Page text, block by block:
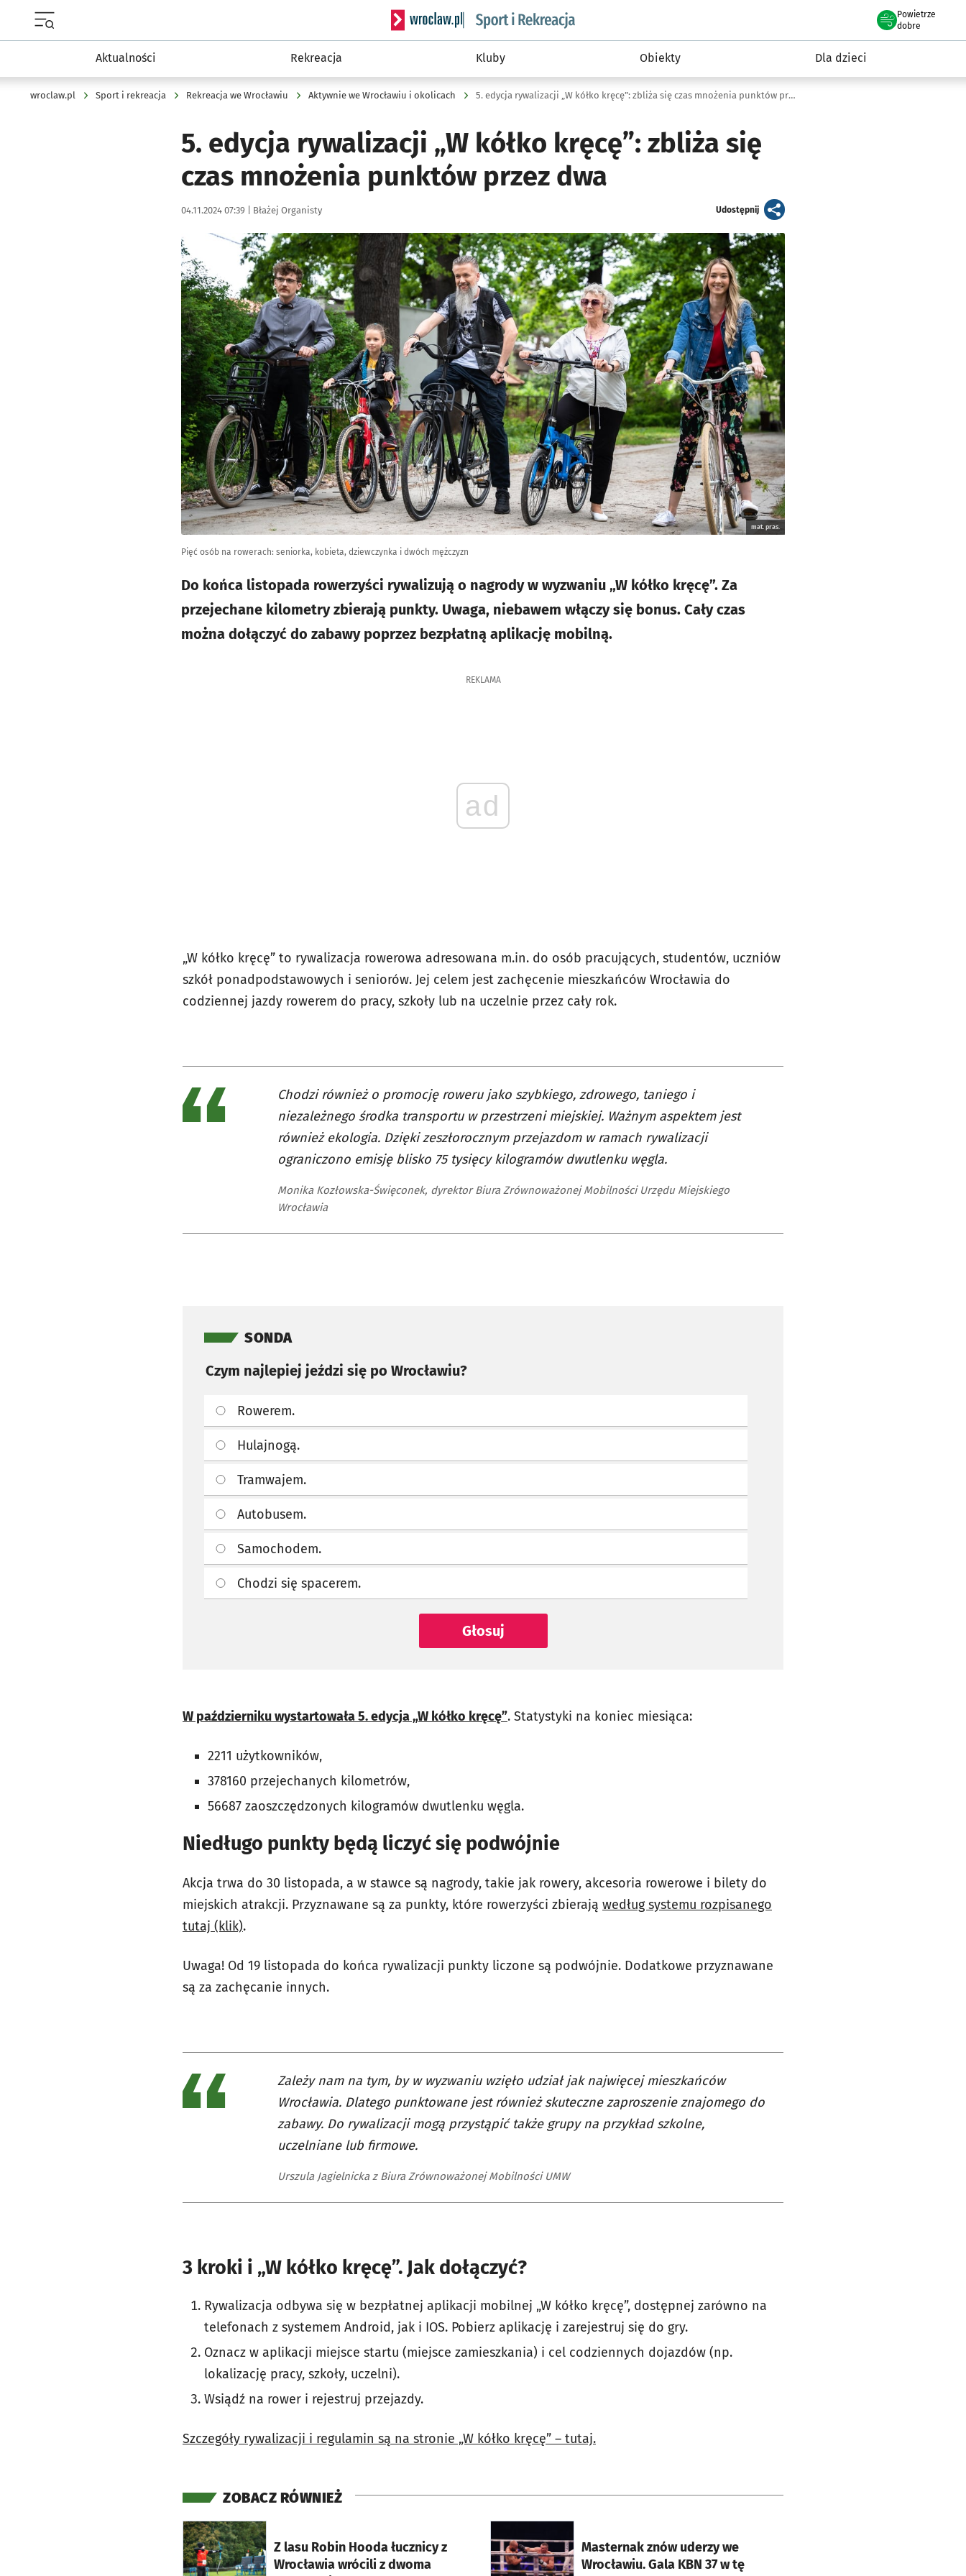
Serwis informacyjny wroclaw.pl podserwis: Sport i rekreacja
Powietrze
we Wrocławiu
dobre
Aktualności Rekreacja Kluby Obiekty Dla dzieci
wroclaw.pl Sport i rekreacja Rekreacja we Wrocławiu Aktywnie we Wrocławiu i okolicach 5. edycja rywalizacji „W kółko kręcę”: zbliża się czas mnożenia punktów przez dwa
5. edycja rywalizacji „W kółko kręcę”: zbliża się
czas mnożenia punktów przez dwa
Data publikacji:
04.11.2024 07:39 | Autor:
Błażej Organisty Udostępnijartykuł
Kliknij, aby powiększyć
mat. pras.
Pięć osób na rowerach: seniorka, kobieta, dziewczynka i dwóch mężczyzn
Do końca listopada rowerzyści rywalizują o nagrody w wyzwaniu „W kółko kręcę”. Za
przejechane kilometry zbierają punkty. Uwaga, niebawem włączy się bonus. Cały czas
można dołączyć do zabawy poprzez bezpłatną aplikację mobilną.
REKLAMA
ad
„W kółko kręcę” to rywalizacja rowerowa adresowana m.in. do osób pracujących, studentów, uczniów
szkół ponadpodstawowych i seniorów. Jej celem jest zachęcenie mieszkańców Wrocławia do
codziennej jazdy rowerem do pracy, szkoły lub na uczelnie przez cały rok.
Chodzi również o promocję roweru jako szybkiego, zdrowego, taniego i
niezależnego środka transportu w przestrzeni miejskiej. Ważnym aspektem jest
również ekologia. Dzięki zeszłorocznym przejazdom w ramach rywalizacji
ograniczono emisję blisko 75 tysięcy kilogramów dwutlenku węgla.
Monika Kozłowska-Święconek, dyrektor Biura Zrównoważonej Mobilności Urzędu Miejskiego
Wrocławia
SONDA
Czym najlepiej jeździ się po Wrocławiu?
Rowerem.
Hulajnogą.
Tramwajem.
Autobusem.
Samochodem.
Chodzi się spacerem.
Głosuj
W październiku wystartowała 5. edycja „W kółko kręcę”. Statystyki na koniec miesiąca:
2211 użytkowników,
378160 przejechanych kilometrów,
56687 zaoszczędzonych kilogramów dwutlenku węgla.
Niedługo punkty będą liczyć się podwójnie
Akcja trwa do 30 listopada, a w stawce są nagrody, takie jak rowery, akcesoria rowerowe i bilety do
miejskich atrakcji. Przyznawane są za punkty, które rowerzyści zbierają według systemu rozpisanego
tutaj (klik).
Uwaga! Od 19 listopada do końca rywalizacji punkty liczone są podwójnie. Dodatkowe przyznawane
są za zachęcanie innych.
Zależy nam na tym, by w wyzwaniu wzięło udział jak najwięcej mieszkańców
Wrocławia. Dlatego punktowane jest również skuteczne zaproszenie znajomego do
zabawy. Do rywalizacji mogą przystąpić także grupy na przykład szkolne,
uczelniane lub firmowe.
Urszula Jagielnicka z Biura Zrównoważonej Mobilności UMW
3 kroki i „W kółko kręcę”. Jak dołączyć?
Rywalizacja odbywa się w bezpłatnej aplikacji mobilnej „W kółko kręcę”, dostępnej zarówno na
telefonach z systemem Android, jak i IOS. Pobierz aplikację i zarejestruj się do gry.
Oznacz w aplikacji miejsce startu (miejsce zamieszkania) i cel codziennych dojazdów (np.
lokalizację pracy, szkoły, uczelni).
Wsiądź na rower i rejestruj przejazdy.
Szczegóły rywalizacji i regulamin są na stronie „W kółko kręcę” – tutaj.
ZOBACZ RÓWNIEŻ
Z lasu Robin Hooda łucznicy z
Wrocławia wrócili z dwoma
otworzy się w nowej karcie
Masternak znów uderzy we
Wrocławiu. Gala KBN 37 w tę